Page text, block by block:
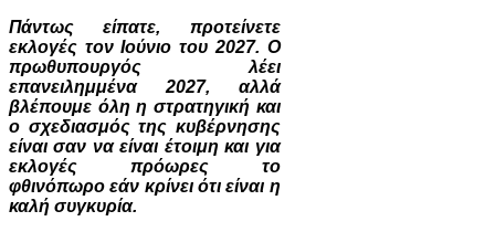
Πάντως είπατε, προτείνετε
εκλογές τον Ιούνιο του 2027. Ο
πρωθυπουργός λέει
επανειλημμένα 2027, αλλά
βλέπουμε όλη η στρατηγική και
ο σχεδιασμός της κυβέρνησης
είναι σαν να είναι έτοιμη και για
εκλογές πρόωρες το
φθινόπωρο εάν κρίνει ότι είναι η
καλή συγκυρία.